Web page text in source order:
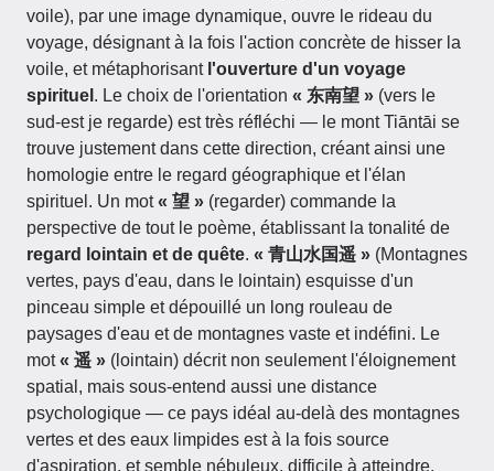
voile), par une image dynamique, ouvre le rideau du
voyage, désignant à la fois l'action concrète de hisser la
voile, et métaphorisant l'ouverture d'un voyage
spirituel . Le choix de l'orientation « 东南望 » (vers le
sud-est je regarde) est très réfléchi — le mont Tiāntāi se
trouve justement dans cette direction, créant ainsi une
homologie entre le regard géographique et l'élan
spirituel. Un mot« 望 » (regarder) commande la
perspective de tout le poème, établissant la tonalité de
regard lointain et de quête. « 青山水国遥 » (Montagnes
vertes, pays d'eau, dans le lointain) esquisse d'un
pinceau simple et dépouillé un long rouleau de
paysages d'eau et de montagnes vaste et indéfini. Le
mot« 遥 » (lointain) décrit non seulement l'éloignement
spatial, mais sous-entend aussi une distance
psychologique — ce pays idéal au-delà des montagnes
vertes et des eaux limpides est à la fois source
d'aspiration, et semble nébuleux, difficile à atteindre.